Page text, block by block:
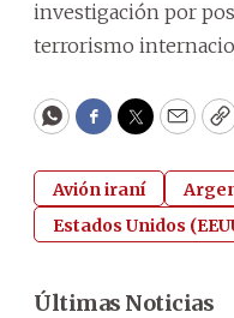
investigación por
terrorismo
WhatsApp
Facebook
Twitter
Avión iraní
Estados Unidos
Últimas Noticias